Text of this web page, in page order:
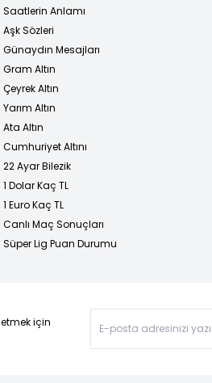
Saatlerin Anlamı
Aşk Sözleri
Günaydın Mesajları
Gram Altın
Çeyrek Altın
Yarım Altın
Ata Altın
Cumhuriyet Altını
22 Ayar Bilezik
1 Dolar Kaç TL
1 Euro Kaç TL
Canlı Maç Sonuçları
Süper Lig Puan Durumu
için